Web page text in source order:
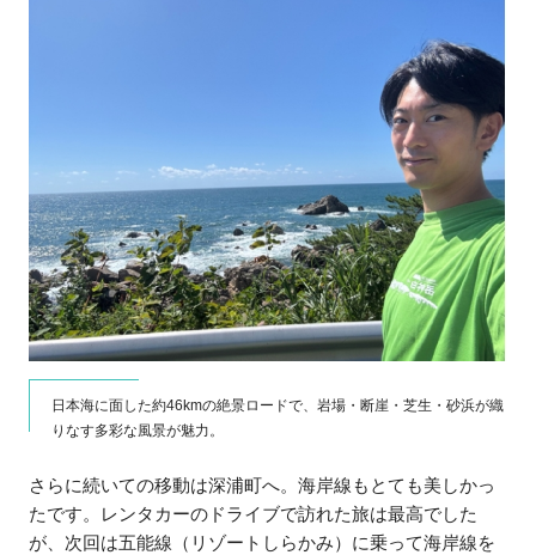
日本海に面した約46kmの絶景ロードで、岩場・断崖・芝生・砂浜が織
りなす多彩な風景が魅力。
さらに続いての移動は深浦町へ。海岸線もとても美しかっ
たです。レンタカーのドライブで訪れた旅は最高でした
が、次回は五能線（リゾートしらかみ）に乗って海岸線を